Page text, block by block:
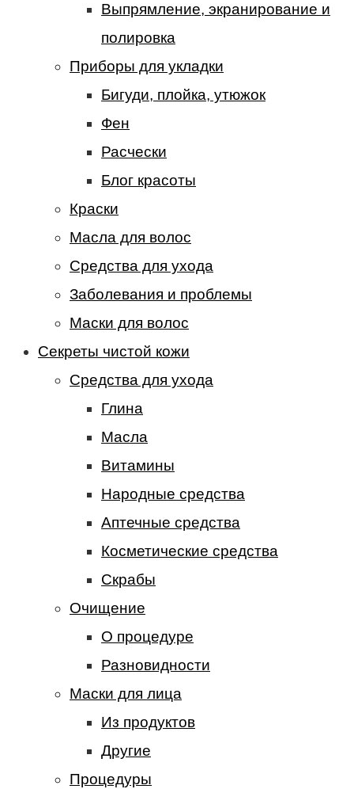
Выпрямление, экранирование и
полировка
Приборы для укладки
Бигуди, плойка, утюжок
Фен
Расчески
Блог красоты
Краски
Масла для волос
Средства для ухода
Заболевания и проблемы
Маски для волос
Секреты чистой кожи
Средства для ухода
Глина
Масла
Витамины
Народные средства
Аптечные средства
Косметические средства
Скрабы
Очищение
О процедуре
Разновидности
Маски для лица
Из продуктов
Другие
Процедуры